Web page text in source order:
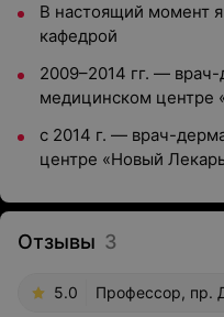
В настоящий момент
кафедрой
2009–2014 гг. —
медицинском центре
с 2014 г. — врач-
центре «Новый
Отзывы 3
5.0 Профессор, пр.